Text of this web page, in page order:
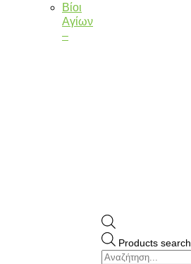
Products search
Βίοι
Αγίων
–